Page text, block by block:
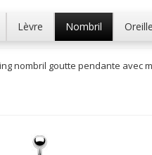
Lèvre Nombril Oreille
nombril goutte pendante avec